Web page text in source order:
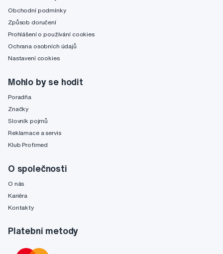
Obchodní podmínky
Způsob doručení
Prohlášení o používání cookies
Ochrana osobních údajů
Nastavení cookies
Mohlo by se hodit
Poradňa
Značky
Slovník pojmů
Reklamace a servis
Klub Profimed
O společnosti
O nás
Kariéra
Kontakty
Platební metody